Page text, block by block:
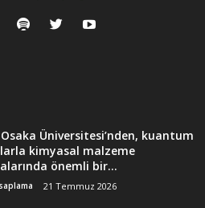
Üniversitesi’nden, kuantum
kimyasal malzeme
önemli bir...
21 Temmuz 2026